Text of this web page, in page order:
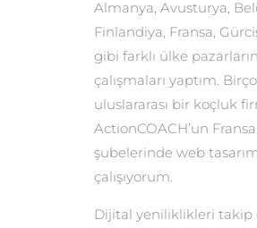
Almanya, Avusturya,
Finlandiya, Fransa,
gibi farklı ülke
çalışmaları yaptım.
uluslararası bir koçluk
ActionCOACH’un
şubelerinde web
çalışıyorum.
Dijital yeniliklikleri takip